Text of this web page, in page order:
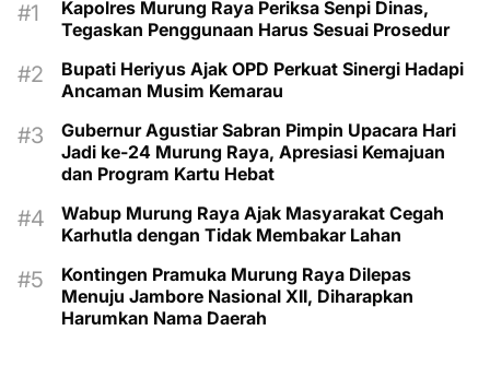
Kapolres Murung Raya Periksa Senpi Dinas,
Tegaskan Penggunaan Harus Sesuai Prosedur
Bupati Heriyus Ajak OPD Perkuat Sinergi Hadapi
Ancaman Musim Kemarau
Gubernur Agustiar Sabran Pimpin Upacara Hari
Jadi ke-24 Murung Raya, Apresiasi Kemajuan
dan Program Kartu Hebat
Wabup Murung Raya Ajak Masyarakat Cegah
Karhutla dengan Tidak Membakar Lahan
Kontingen Pramuka Murung Raya Dilepas
Menuju Jambore Nasional XII, Diharapkan
Harumkan Nama Daerah